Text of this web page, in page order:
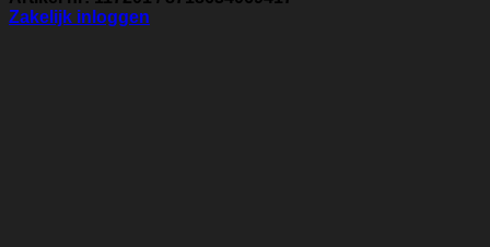
Zakelijk inloggen